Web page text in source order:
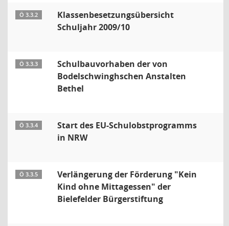
Ö 3.3.2
Klassenbesetzungsübersicht
Schuljahr 2009/10
Ö 3.3.3
Schulbauvorhaben der von
Bodelschwinghschen Anstalten
Bethel
Ö 3.3.4
Start des EU-Schulobstprogramms
in NRW
Ö 3.3.5
Verlängerung der Förderung "Kein
Kind ohne Mittagessen" der
Bielefelder Bürgerstiftung